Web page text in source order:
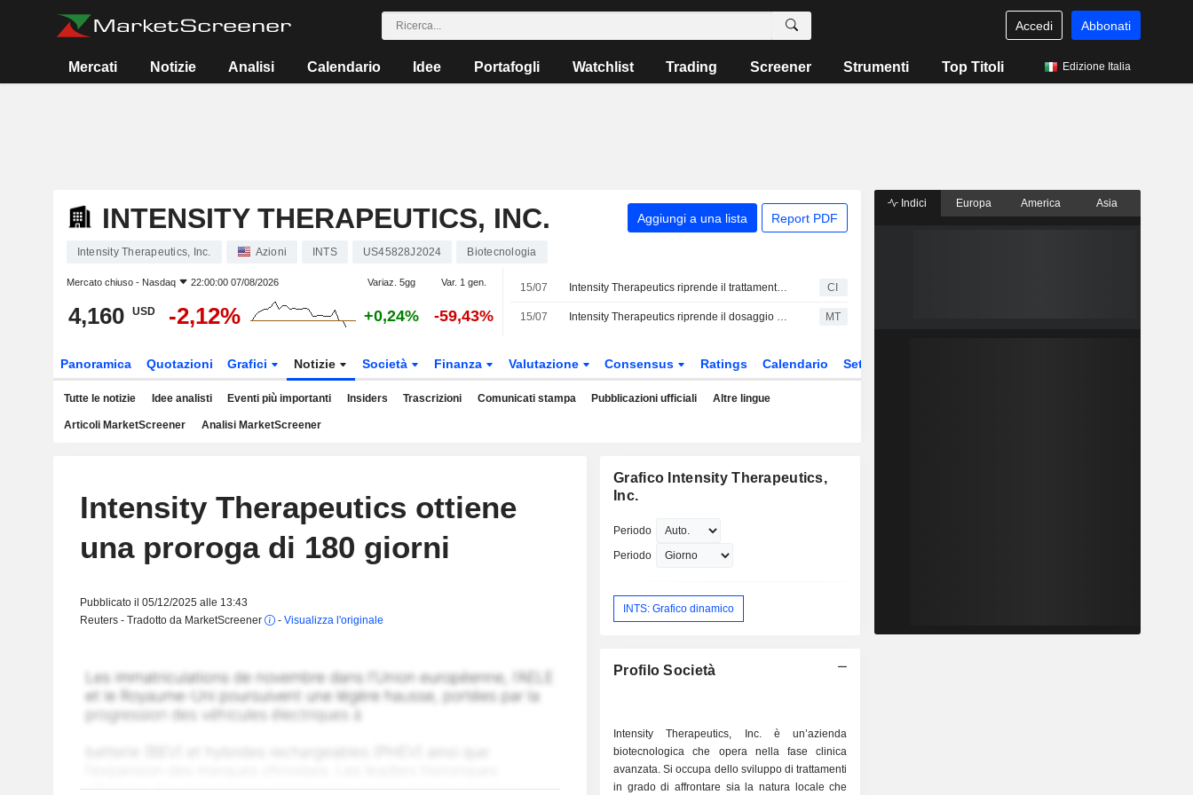
Accedi Abbonati
Mercati Notizie Analisi Calendario Idee Portafogli Watchlist Trading Screener Strumenti Top Titoli Edizione Italia
INTENSITY THERAPEUTICS, INC. Aggiungi a una lista Report PDF
Intensity Therapeutics, Inc. Azioni INTS US45828J2024 Biotecnologia
Mercato chiuso - Nasdaq 22:00:00 07/08/2026 Variaz. 5gg Var. 1 gen.
4,160 USD -2,12% +0,24% -59,43%
15/07 Intensity Therapeutics riprende il trattamento dei pazienti nello studio clinico di Fase 2 INVINCIBLE-4 sul tumore al seno triplo negativo pre-chirurgico CI
15/07 Intensity Therapeutics riprende il dosaggio nello studio di fase 2 per una terapia oncologica sperimentale in Svizzera MT
Panoramica Quotazioni Grafici Notizie Società Finanza Valutazione Consensus Ratings Calendario Settore
Tutte le notizie Idee analisti Eventi più importanti Insiders Trascrizioni Comunicati stampa Pubblicazioni ufficiali Altre lingue
Articoli MarketScreener Analisi MarketScreener
Intensity Therapeutics ottiene
una proroga di 180 giorni
Pubblicato il 05/12/2025 alle 13:43
Reuters - Tradotto da MarketScreener
- Visualizza l'originale
Grafico Intensity Therapeutics,
Inc.
Periodo
Periodo
INTS: Grafico dinamico
Profilo Società
Intensity Therapeutics, Inc. è un’azienda
biotecnologica che opera nella fase clinica
avanzata. Si occupa dello sviluppo di trattamenti
in grado di affrontare sia la natura locale che
Indici Europa America Asia